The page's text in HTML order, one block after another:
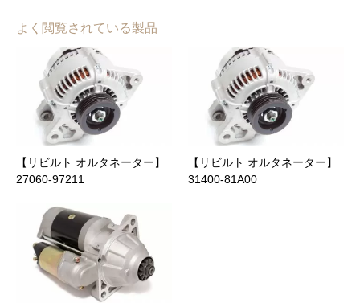
クレジット
代金引換(宅急便コレクト)
商品合計価格(送料含む)
～ 9,999 円
10,000 円 ～ 29,999 円
銀行振込
NP後払い(コンビニ・郵便局・銀行)
メールリンク決済
詳細は”支払いについて ”をご参照ください。
■北海道、沖縄、離島は1,650円、その他は全国一律0円となりま
地域 送料(税込) 到着日数(目安)
北海道 1,650 円
東北 0 円
中部 0 円
近畿 0 円
は一部半年または10,000kmとなります。)
【キャンペーン期間中】当店公式オンラインショップでのご購
入に限り保証期間が２倍!!
保証内容、適用外となるケースについてなど、詳細は”保証につ
いて”をご参照ください。
よく閲覧されている製品
【リビルト オルタネーター】
27060-97211
【リビルト オルタネーター】
31400-81A00